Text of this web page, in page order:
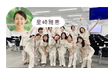
星崎雅恵